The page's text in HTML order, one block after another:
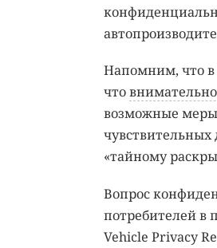
Напомним, что в
что
возможные
«тайному
Вопрос
потребителей в
Vehicle Privacy